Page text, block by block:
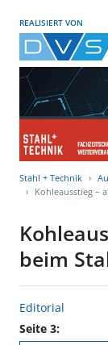
REALISIERT VON
Stahl + Technik
Kohleausstieg –
beim
Editorial
Seite 3: